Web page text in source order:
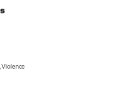
Violence